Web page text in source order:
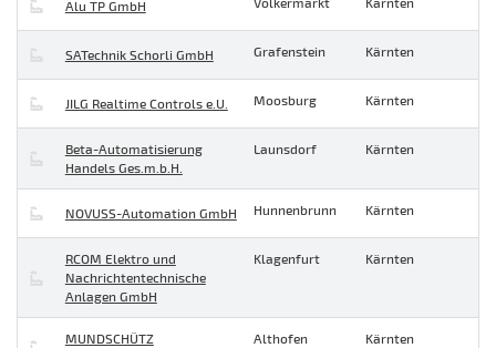
Alu TP GmbH
SATechnik Schorli GmbH Grafenstein Kärnten
JILG Realtime Controls e.U. Moosburg Kärnten
Beta-Automatisierung
Handels Ges.m.b.H.
Launsdorf Kärnten
NOVUSS-Automation GmbH Hunnenbrunn Kärnten
RCOM Elektro und
Nachrichtentechnische
Anlagen GmbH
Klagenfurt Kärnten
MUNDSCHÜTZ
Althofen Kärnten